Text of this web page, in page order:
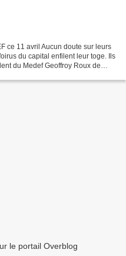
ce 11 avril Aucun doute sur leurs
du capital enfilent leur toge. Ils
du Medef Geoffroy Roux de
le portail Overblog